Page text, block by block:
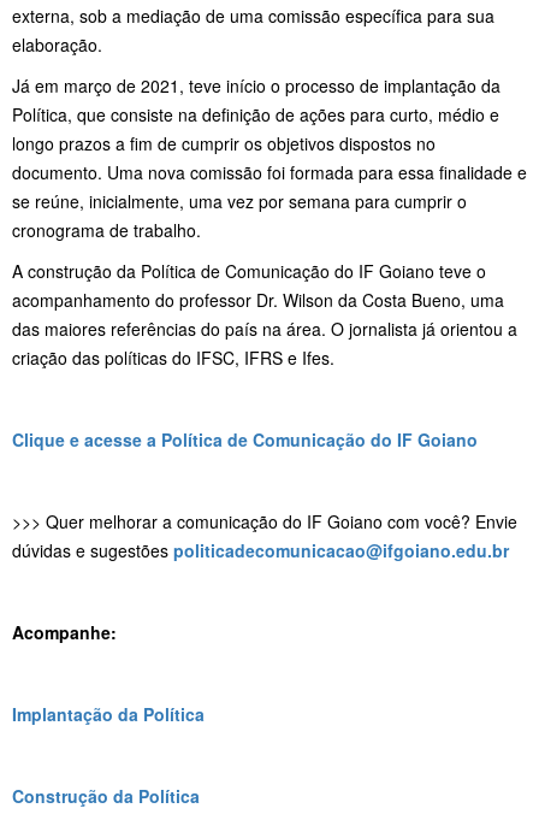
externa, sob a mediação de uma comissão específica para sua
elaboração.
Já em março de 2021, teve início o processo de implantação da
Política, que consiste na definição de ações para curto, médio e
longo prazos a fim de cumprir os objetivos dispostos no
documento. Uma nova comissão foi formada para essa finalidade e
se reúne, inicialmente, uma vez por semana para cumprir o
cronograma de trabalho.
A construção da Política de Comunicação do IF Goiano teve o
acompanhamento do professor Dr. Wilson da Costa Bueno, uma
das maiores referências do país na área. O jornalista já orientou a
criação das políticas do IFSC, IFRS e Ifes.
Clique e acesse a Política de Comunicação do IF Goiano
>>> Quer melhorar a comunicação do IF Goiano com você? Envie
dúvidas e sugestões politicadecomunicacao@ifgoiano.edu.br
Acompanhe:
Implantação da Política
Construção da Política